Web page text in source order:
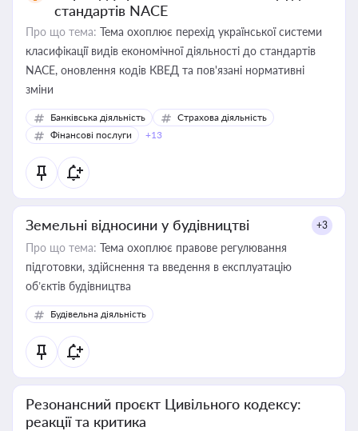
стандартів NACE
Про що тема: Тема охоплює перехід української системи
класифікації видів економічної діяльності до стандартів
NACE, оновлення кодів КВЕД та пов'язані нормативні
зміни
Банківська діяльність
Страхова діяльність
Фінансові послуги
+13
Земельні відносини у будівництві +3
Про що тема: Тема охоплює правове регулювання
підготовки, здійснення та введення в експлуатацію
об’єктів будівництва
Будівельна діяльність
Резонансний проєкт Цивільного кодексу:
реакції та критика